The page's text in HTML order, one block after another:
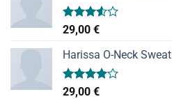
Valorado
con
3.50de
5
29,00 €
Harissa O-Neck Sweat
Valorado
29,00 €